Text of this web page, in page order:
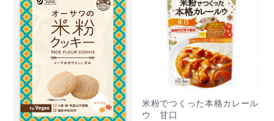
米粉でつくった本格カレール
ウ 甘口